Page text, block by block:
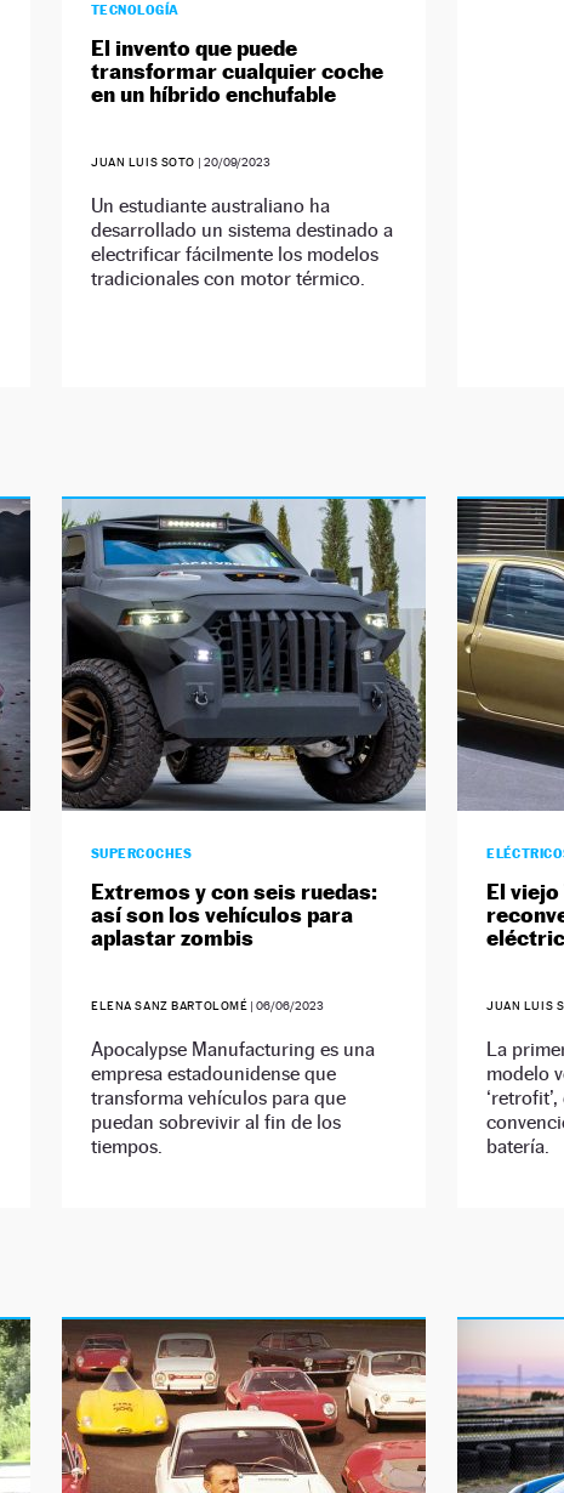
TECNOLOGÍA
El invento que puede
transformar cualquier coche
en un híbrido enchufable
JUAN LUIS SOTO | 20/09/2023
Un estudiante australiano ha
desarrollado un sistema destinado a
electrificar fácilmente los modelos
tradicionales con motor térmico.
SUPERCOCHES
Extremos y con seis ruedas:
así son los vehículos para
aplastar zombis
ELENA SANZ BARTOLOMÉ |06/06/2023
Apocalypse Manufacturing es una
empresa estadounidense que
transforma vehículos para que
puedan sobrevivir al fin de los
tiempos.
El viejo
JUAN LUIS
La
modelo
batería.